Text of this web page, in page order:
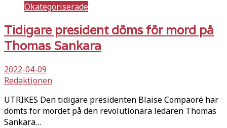
Okategoriserade
Tidigare president döms för mord på
Thomas Sankara
2022-04-09
Redaktionen
UTRIKES Den tidigare presidenten Blaise Compaoré har
dömts för mordet på den revolutionära ledaren Thomas
Sankara…